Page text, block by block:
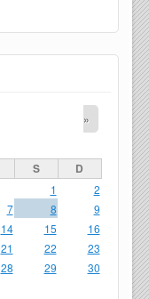
»
S D
1
2
7 8
9
14 15
16
21 22
23
28 29
30